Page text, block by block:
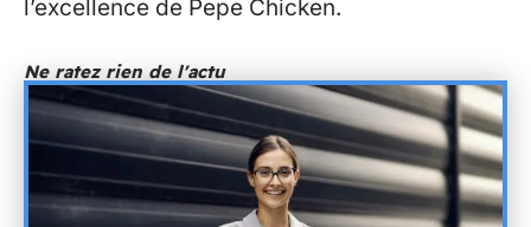
l’excellence de Pepe Chicken.
Ne ratez rien de l'actu